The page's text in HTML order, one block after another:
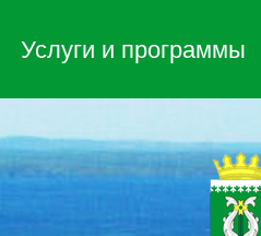
Услуги и программы